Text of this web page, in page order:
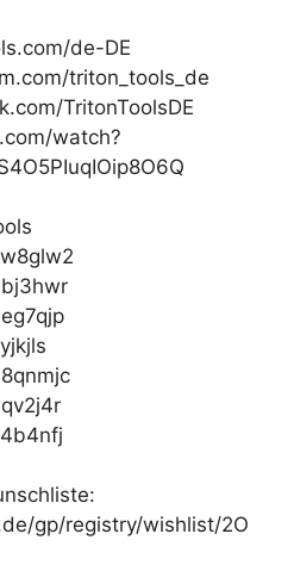
de-DE
triton_tools_de
TritonToolsDE
watch?
gp/registry/wishlist/2O